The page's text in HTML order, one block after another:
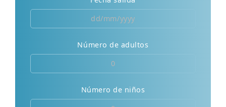
Número de adultos
Número de niños